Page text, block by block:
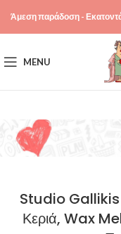
Άμεση παράδοση -
MENU
Studio Gallikis
Κεριά, Wax